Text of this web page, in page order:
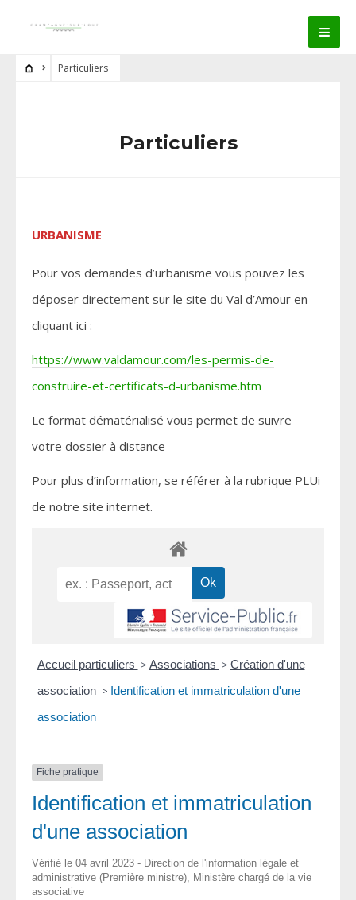
Particuliers
Particuliers
URBANISME
Pour vos demandes d’urbanisme vous pouvez les
déposer directement sur le site du Val d’Amour en
cliquant ici :
https://www.valdamour.com/les-permis-de-
construire-et-certificats-d-urbanisme.htm
Le format dématérialisé vous permet de suivre
votre dossier à distance
Pour plus d’information, se référer à la rubrique PLUi
de notre site internet.
Accueil particuliers > Associations > Création d'une
association > Identification et immatriculation d'une
association
Fiche pratique
Identification et immatriculation
d'une association
Vérifié le 04 avril 2023 - Direction de l'information légale et
administrative (Première ministre), Ministère chargé de la vie
associative